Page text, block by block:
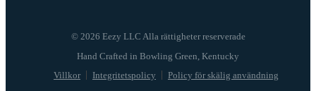
© 2026 Eezy LLC Alla rättigheter reserverade
Villkor Integritetspolicy Policy för skälig användning